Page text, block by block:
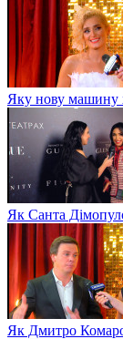
Яку нову машину
Як Санта
Як Дмитро